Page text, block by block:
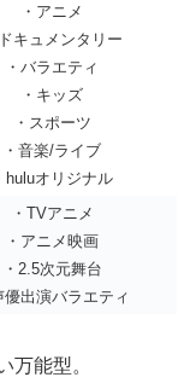
・アニメ
ドキュメンタリー
・バラエティ
・キッズ
・スポーツ
・音楽/ライブ
huluオリジナル
・TVアニメ
・アニメ映画
・2.5次元舞台
優出演バラエティ
万能型。